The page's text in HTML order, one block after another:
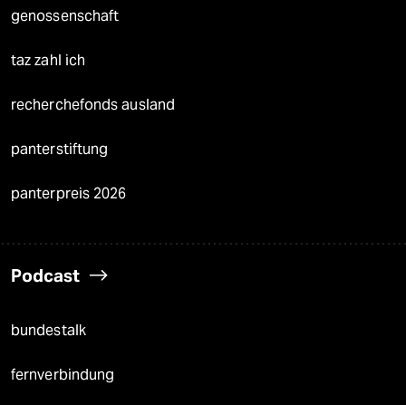
genossenschaft
taz zahl ich
recherchefonds ausland
panterstiftung
panterpreis 2026
Podcast
bundestalk
fernverbindung